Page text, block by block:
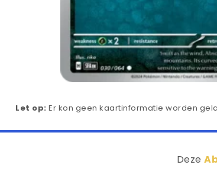
Let op: Er kon geen kaartinformatie worden
Deze